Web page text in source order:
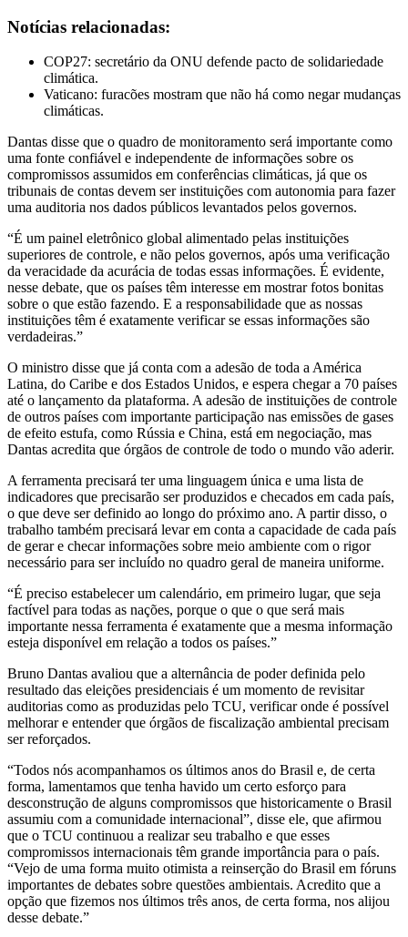
Notícias relacionadas:
COP27: secretário da ONU defende pacto de solidariedade
climática.
Vaticano: furacões mostram que não há como negar mudanças
climáticas.
Dantas disse que o quadro de monitoramento será importante como
uma fonte confiável e independente de informações sobre os
compromissos assumidos em conferências climáticas, já que os
tribunais de contas devem ser instituições com autonomia para fazer
uma auditoria nos dados públicos levantados pelos governos.
“É um painel eletrônico global alimentado pelas instituições
superiores de controle, e não pelos governos, após uma verificação
da veracidade da acurácia de todas essas informações. É evidente,
nesse debate, que os países têm interesse em mostrar fotos bonitas
sobre o que estão fazendo. E a responsabilidade que as nossas
instituições têm é exatamente verificar se essas informações são
verdadeiras.”
O ministro disse que já conta com a adesão de toda a América
Latina, do Caribe e dos Estados Unidos, e espera chegar a 70 países
até o lançamento da plataforma. A adesão de instituições de controle
de outros países com importante participação nas emissões de gases
de efeito estufa, como Rússia e China, está em negociação, mas
Dantas acredita que órgãos de controle de todo o mundo vão aderir.
A ferramenta precisará ter uma linguagem única e uma lista de
indicadores que precisarão ser produzidos e checados em cada país,
o que deve ser definido ao longo do próximo ano. A partir disso, o
trabalho também precisará levar em conta a capacidade de cada país
de gerar e checar informações sobre meio ambiente com o rigor
necessário para ser incluído no quadro geral de maneira uniforme.
“É preciso estabelecer um calendário, em primeiro lugar, que seja
factível para todas as nações, porque o que o que será mais
importante nessa ferramenta é exatamente que a mesma informação
esteja disponível em relação a todos os países.”
Bruno Dantas avaliou que a alternância de poder definida pelo
resultado das eleições presidenciais é um momento de revisitar
auditorias como as produzidas pelo TCU, verificar onde é possível
melhorar e entender que órgãos de fiscalização ambiental precisam
ser reforçados.
“Todos nós acompanhamos os últimos anos do Brasil e, de certa
forma, lamentamos que tenha havido um certo esforço para
desconstrução de alguns compromissos que historicamente o Brasil
assumiu com a comunidade internacional”, disse ele, que afirmou
que o TCU continuou a realizar seu trabalho e que esses
compromissos internacionais têm grande importância para o país.
“Vejo de uma forma muito otimista a reinserção do Brasil em fóruns
importantes de debates sobre questões ambientais. Acredito que a
opção que fizemos nos últimos três anos, de certa forma, nos alijou
desse debate.”